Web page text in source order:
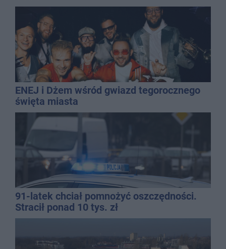
ENEJ i Dżem wśród gwiazd tegorocznego
święta miasta
91-latek chciał pomnożyć oszczędności.
Stracił ponad 10 tys. zł